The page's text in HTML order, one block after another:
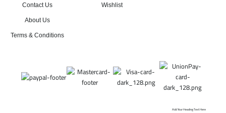
Contact Us
About Us
Terms & Conditions
Wishlist
Add Your Heading Text Here